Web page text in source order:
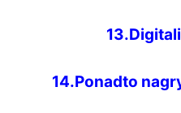
14.Ponadto